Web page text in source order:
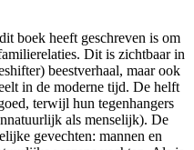
boek heeft geschreven is om
Dit is zichtbaar in
beestverhaal, maar ook
in de moderne tijd. De helft
terwijl hun tegenhangers
als menselijk). De
gevechten: mannen en